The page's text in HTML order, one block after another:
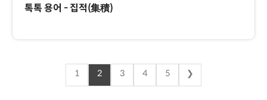
톡톡 용어 - 집적(集積)
1 2 3 4 5 ❯